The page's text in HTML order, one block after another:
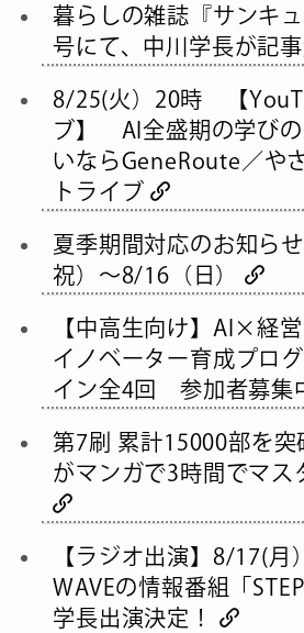
暮らしの雑誌『サンキ
号にて、中川学長が記
8/25(火）20時 【
ブ】 AI全盛期の学びの
いならGeneRoute／や
トライブ
夏季期間対応のお知ら
祝）～8/16（日）
【中高生向け】AI×経
イノベーター育成プロ
イン全4回 参加者募集
第7刷 累計15000部を突
がマンガで3時間でマス
【ラジオ出演】8/17(
WAVEの情報番組「
学長出演決定！